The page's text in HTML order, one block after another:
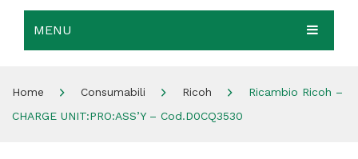
MENU
Home Consumabili Ricoh
Ricambio Ricoh –
CHARGE UNIT:PRO:ASS’Y – Cod.D0CQ3530